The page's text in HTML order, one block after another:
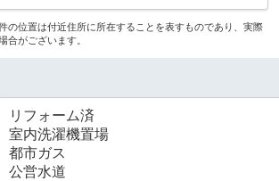
の位置は付近住所に所在することを表すものであり、実際
合がございます。
リフォーム済
室内洗濯機置場
都市ガス
公営水道